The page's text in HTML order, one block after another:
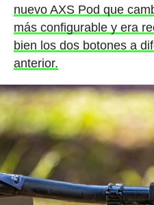
nuevo AXS Pod que
más configurable y era
bien los dos botones a
anterior.